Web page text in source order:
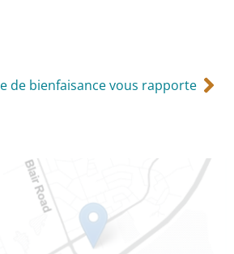
de bienfaisance vous rapporte